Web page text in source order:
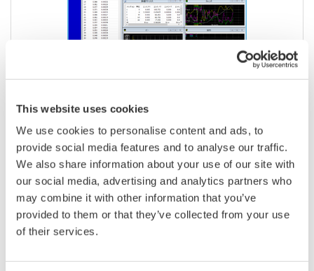
This website uses cookies
We use cookies to personalise content and ads, to
provide social media features and to analyse our traffic.
We also share information about your use of our site with
our social media, advertising and analytics partners who
may combine it with other information that you’ve
provided to them or that they’ve collected from your use
of their services.
WTViewer 760121
WTViewerは、WT3000（E）、WT1800（E）、
WT500、もしくはWT1600/ WT210/ WT230で測定し
た数値や波形データをUSB、イーサネット、GP-IB、
シリアル（RS-232）通信経由でPCに読み込み、簡易
波形表示や、数値の表示・保存ができるソフトウェ
アです。